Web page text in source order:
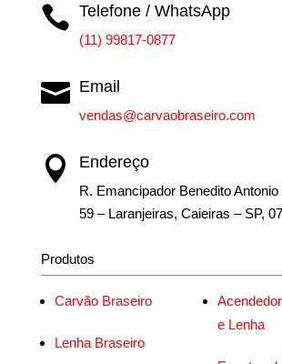
 Telefone / WhatsApp
(11) 99817-0877
 Email
vendas@carvaobraseiro.com
 Endereço
R. Emancipador Benedito
59 – Laranjeiras, Caieiras – SP,
Produtos
Carvão Braseiro
Lenha Braseiro
e Lenha